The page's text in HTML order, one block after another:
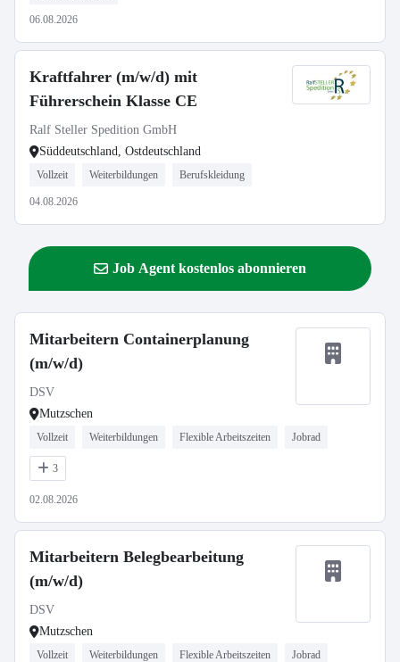
06.08.2026
Kraftfahrer (m/w/d) mit
Führerschein Klasse CE
Ralf Steller Spedition GmbH
Süddeutschland, Ostdeutschland
Vollzeit Weiterbildungen Berufskleidung
04.08.2026
Job Agent kostenlos abonnieren
Mitarbeitern Containerplanung
(m/w/d)
DSV
Mutzschen
Vollzeit Weiterbildungen Flexible Arbeitszeiten Jobrad
3
02.08.2026
Mitarbeitern Belegbearbeitung
(m/w/d)
DSV
Mutzschen
Vollzeit Weiterbildungen Flexible Arbeitszeiten Jobrad